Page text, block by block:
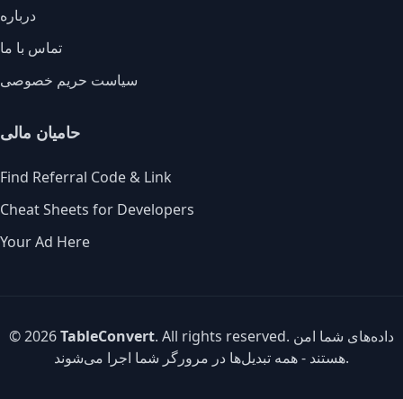
درباره
تماس با ما
سیاست حریم خصوصی
حامیان مالی
Find Referral Code & Link
Cheat Sheets for Developers
Your Ad Here
© 2026TableConvert. All rights reserved. داده‌های شما امن
هستند - همه تبدیل‌ها در مرورگر شما اجرا می‌شوند.